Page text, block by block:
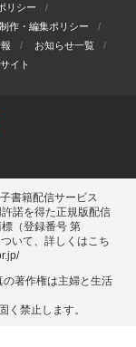
リシー
作・編集ポリシー
お知らせ一覧
イト
書籍配信サービス
諾を得た正規版配信
（登録番号 第
いて、詳しくはこち
著作権は主婦と⽣活
く禁⽌します。